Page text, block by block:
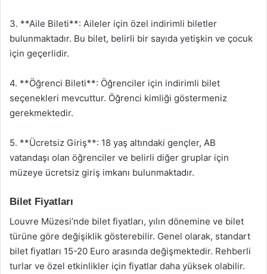
3. **Aile Bileti**: Aileler için özel indirimli biletler
bulunmaktadır. Bu bilet, belirli bir sayıda yetişkin ve çocuk
için geçerlidir.
4. **Öğrenci Bileti**: Öğrenciler için indirimli bilet
seçenekleri mevcuttur. Öğrenci kimliği göstermeniz
gerekmektedir.
5. **Ücretsiz Giriş**: 18 yaş altındaki gençler, AB
vatandaşı olan öğrenciler ve belirli diğer gruplar için
müzeye ücretsiz giriş imkanı bulunmaktadır.
Bilet Fiyatları
Louvre Müzesi’nde bilet fiyatları, yılın dönemine ve bilet
türüne göre değişiklik gösterebilir. Genel olarak, standart
bilet fiyatları 15-20 Euro arasında değişmektedir. Rehberli
turlar ve özel etkinlikler için fiyatlar daha yüksek olabilir.